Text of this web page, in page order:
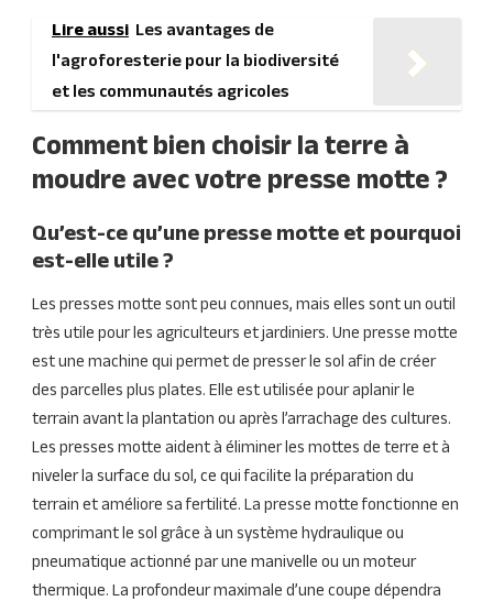
Lire aussi Les avantages de
l'agroforesterie pour la biodiversité
et les communautés agricoles
Comment bien choisir la terre à
moudre avec votre presse motte ?
Qu’est-ce qu’une presse motte et pourquoi
est-elle utile ?
Les presses motte sont peu connues, mais elles sont un outil
très utile pour les agriculteurs et jardiniers. Une presse motte
est une machine qui permet de presser le sol afin de créer
des parcelles plus plates. Elle est utilisée pour aplanir le
terrain avant la plantation ou après l’arrachage des cultures.
Les presses motte aident à éliminer les mottes de terre et à
niveler la surface du sol, ce qui facilite la préparation du
terrain et améliore sa fertilité. La presse motte fonctionne en
comprimant le sol grâce à un système hydraulique ou
pneumatique actionné par une manivelle ou un moteur
thermique. La profondeur maximale d’une coupe dépendra